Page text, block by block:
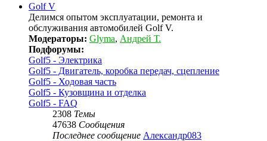
Golf V
Делимся опытом эксплуатации, ремонта и
обслуживания автомобилей Golf V.
Модераторы: Glyma, Андрей Т.
Подфорумы:
Golf5 - Электрика
Golf5 - Двигатель, коробка передач, сцепление
Golf5 - Ходовая часть
Golf5 - Кузовщина и отделка
Golf5 - FAQ
2308 Темы
47638 Сообщения
Последнее сообщение Александр083